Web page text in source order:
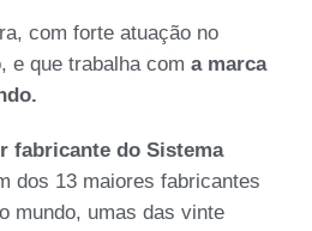
com forte atuação no
e que trabalha com a marca
fabricante do Sistema
dos 13 maiores fabricantes
mundo, umas das vinte